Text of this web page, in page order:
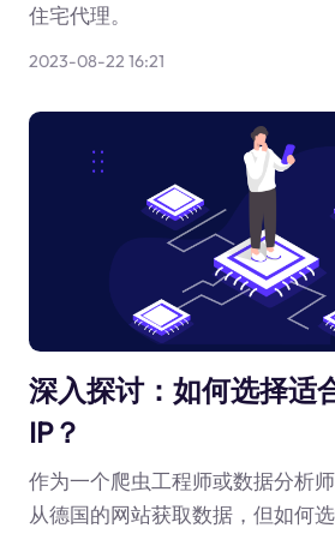
住宅代理。
2023-08-22 16:21
深入探讨：如何选择适
IP？
作为一个爬虫工程师或数据分析
从德国的网站获取数据，但如何